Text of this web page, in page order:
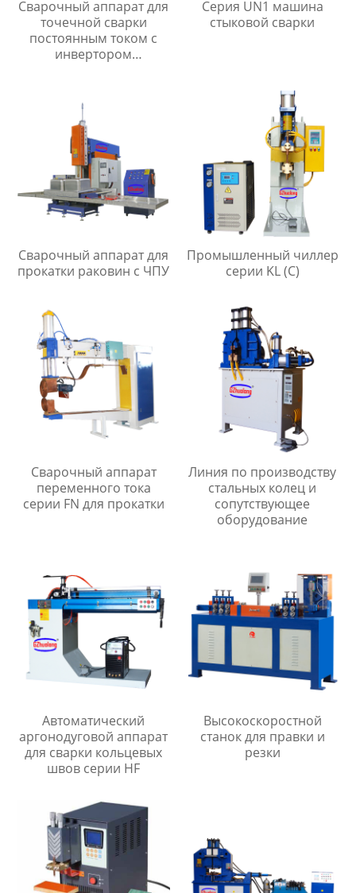
Сварочный аппарат для
точечной сварки
постоянным током с
инвертором
Серия UN1 машина
стыковой сварки
Сварочный аппарат для
прокатки раковин с ЧПУ
Промышленный чиллер
серии KL (C)
Сварочный аппарат
переменного тока
серии FN для прокатки
Линия по производству
стальных колец и
сопутствующее
оборудование
Автоматический
аргонодуговой аппарат
для сварки кольцевых
швов серии HF
Высокоскоростной
станок для правки и
резки